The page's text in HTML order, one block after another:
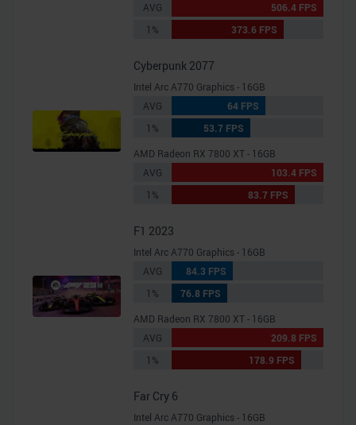
AVG
506.4 FPS
1%
373.6 FPS
Cyberpunk 2077
Intel Arc A770 Graphics - 16GB
AVG
64 FPS
1%
53.7 FPS
AMD Radeon RX 7800 XT - 16GB
AVG
103.4 FPS
1%
83.7 FPS
F1 2023
Intel Arc A770 Graphics - 16GB
AVG
84.3 FPS
1%
76.8 FPS
AMD Radeon RX 7800 XT - 16GB
AVG
209.8 FPS
1%
178.9 FPS
Far Cry 6
Intel Arc A770 Graphics - 16GB